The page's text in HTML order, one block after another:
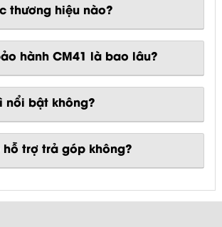
thương hiệu nào?
hành CM41 là bao lâu?
nổi bật không?
trợ trả góp không?